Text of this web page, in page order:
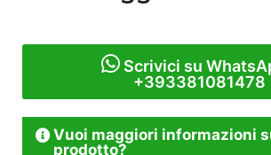
Scrivici su
+393381081478
Vuoi maggiori informazioni
prodotto?